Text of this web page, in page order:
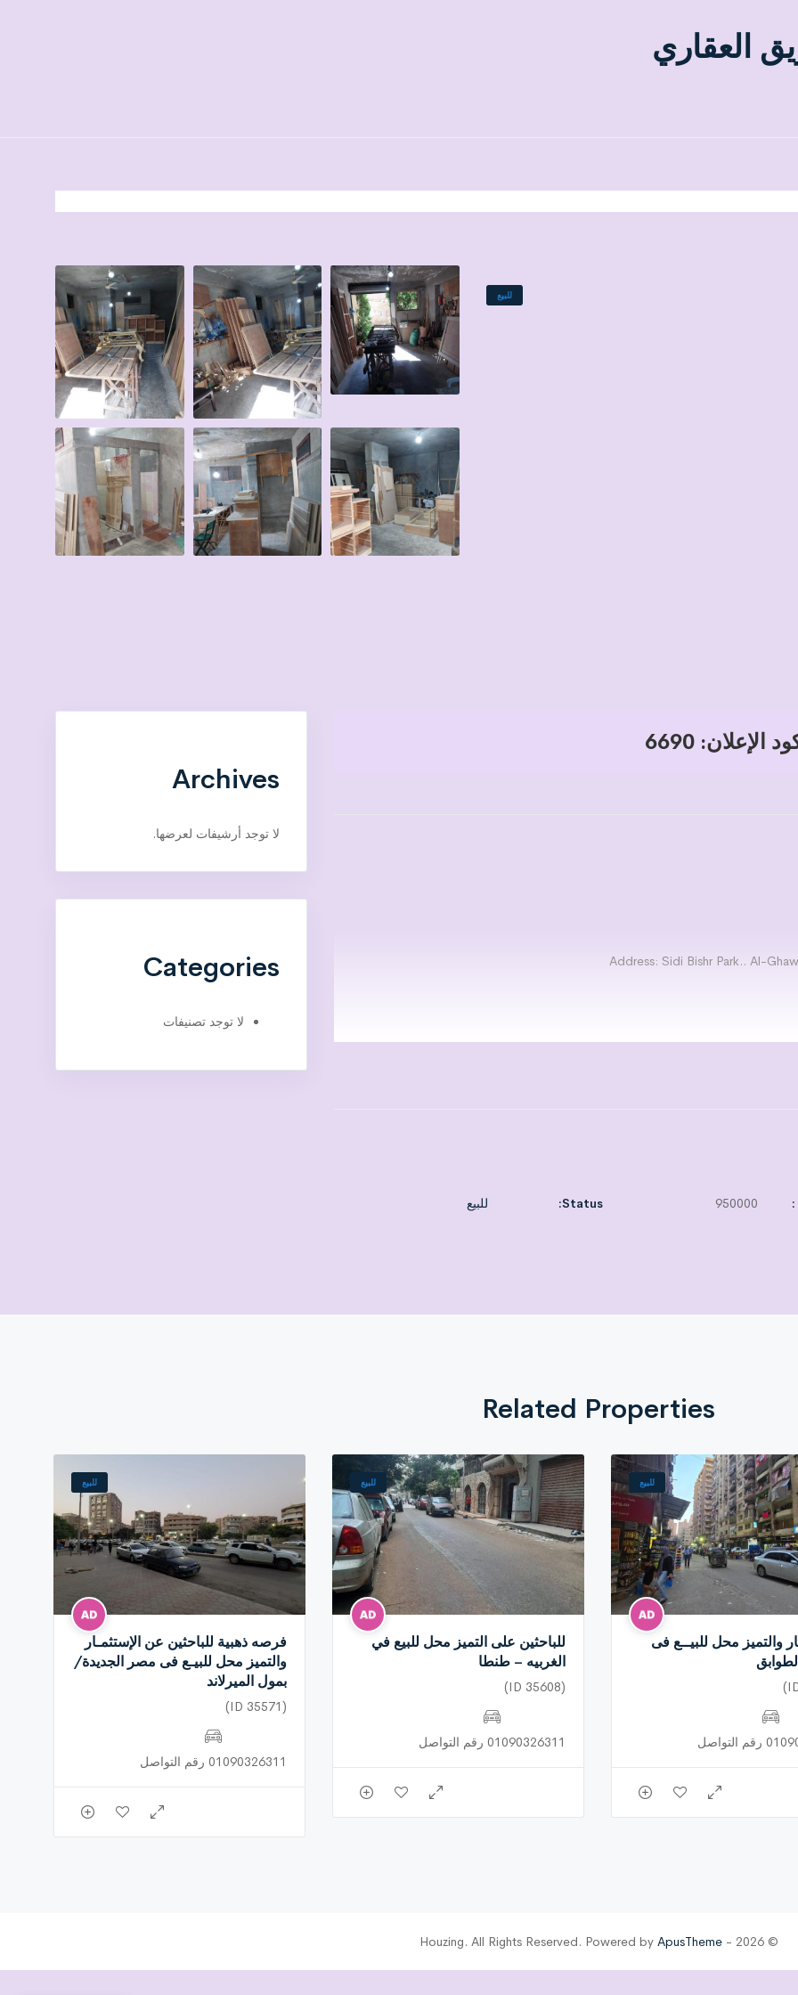
العقاري
للبيع
الإعلان: 6690
Address: Sidi Bishr Park.. Al-
950000
Status: للبيع
Archives
لا توجد أرشيفات لعرضها.
Categories
لا توجد تصنيفات
Related Properties
للبيع
والتميز محل للبيــع فى
التواصل
للبيع
للباحثين على التميز محل للبيع في
الغربيه – طنطا
(ID 35608)
01090326311 رقم التواصل
للبيع
فرصه ذهبية للباحثين عن الإستثمـار
والتميز محل للبيـع فى مصر الجديدة/
بمول الميرلاند
(ID 35571)
01090326311 رقم التواصل
© 2026 - Houzing. All Rights Reserved. Powered by
ApusTheme